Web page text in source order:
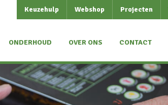
Keuzehulp Webshop Projecten
ONDERHOUD OVER ONS CONTACT